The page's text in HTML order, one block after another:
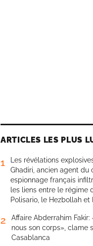
ARTICLES LES PLUS
1
Les révélations
Ghadiri, ancien agent du
espionnage français
les liens entre le régime
Polisario, le Hezbollah et
2
Affaire Abderrahim Fakir:
nous son corps», clame
Casablanca